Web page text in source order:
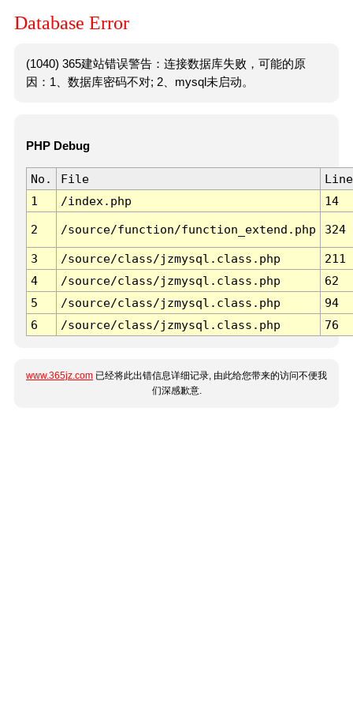
Database Error
(1040) 365建站错误警告：连接数据库失败，可能的原
因：1、数据库密码不对; 2、mysql未启动。
PHP Debug
No. File
Line
1
/index.php 14
2 /source/function/function_extend.php 324
3 /source/class/jzmysql.class.php
211
4
/source/class/jzmysql.class.php
62
5
/source/class/jzmysql.class.php
94
6
/source/class/jzmysql.class.php 76
www.365jz.com 已经将此出错信息详细记录, 由此给您带来的访问不便我
们深感歉意.